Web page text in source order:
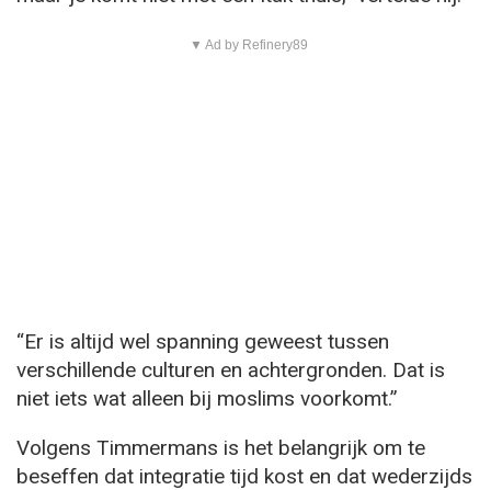
▼ Ad by Refinery89
“Er is altijd wel spanning geweest tussen
verschillende culturen en achtergronden. Dat is
niet iets wat alleen bij moslims voorkomt.”
Volgens Timmermans is het belangrijk om te
beseffen dat integratie tijd kost en dat wederzijds